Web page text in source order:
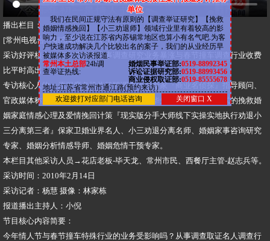
​播出栏目：
​[常州电视台《都市新闻坊》栏目]
​采访好评核心：情人节婚姻家事调查研究业务暴涨与春节撞车调查行业收费
比平时高出一至二倍
​专访核心人物：原深度名机构特聘调查研究专家『商业名侦探』指导顾问、
官政媒体称之为：业务顾问『商业调查师』华先生，出轨挽回形式的挽救婚
姻家庭情感心理及爱情挽回计策『现实版分手大师线下实操实地执行劝退小
三分离第三者』保家卫婚业界名人、小三劝退分离名师、婚姻家事咨询研究
专家、婚姻分析情感导师、婚姻危情干预专家。
​本栏目其他采访人员→花店老板-毕天龙、常州市民、西餐厅主管-赵志兵等。
​采访时间：2010年2月14日
​采访记者：杨慧 摄像：林家栋
​报道播出主持人：小倪
​节目核心内容简要：
​今年情人节与春节撞车特殊行业的业务受影响吗？从事调查取证名人调查行
单位
我们在民间正规守法有原则的【调查举证研究】【挽救
婚姻情感挽回】【小三劝退师】领域行业里有着较高的影
响力，至少说在江苏省内苏锡常地区也算小有名气吧.为客
户快速成功解决几个比较出名的案子，我们的从业经历早
被媒体多次访谈报道.
常州本土总部24h调
查举证热线:
婚烟民事举证部:0519-88992345
诉讼证据研究部:0519-88993456
商业侵权取证部:0519-85555678
地址:江苏省常州市通江路(预约来访）
关闭窗口 X
欢迎拨打对应部门电话咨询